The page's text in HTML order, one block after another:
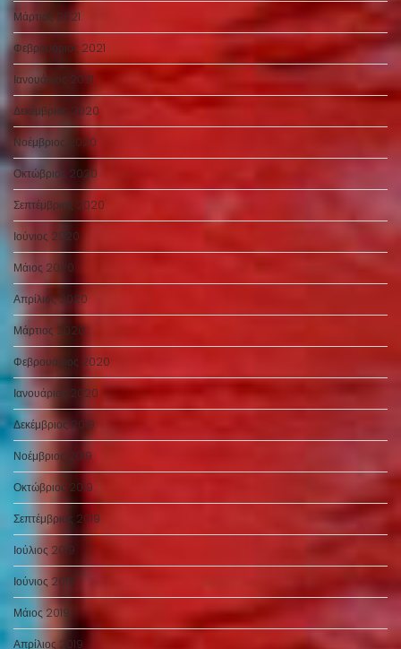
Μάρτιος 2021
Φεβρουάριος 2021
Ιανουάριος 2021
Δεκέμβριος 2020
Νοέμβριος 2020
Οκτώβριος 2020
Σεπτέμβριος 2020
Ιούνιος 2020
Μάιος 2020
Απρίλιος 2020
Μάρτιος 2020
Φεβρουάριος 2020
Ιανουάριος 2020
Δεκέμβριος 2019
Νοέμβριος 2019
Οκτώβριος 2019
Σεπτέμβριος 2019
Ιούλιος 2019
Ιούνιος 2019
Μάιος 2019
Απρίλιος 2019